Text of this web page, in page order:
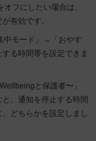
フにしたい場合は、
有効です。
中モード」→「おやす
る時間帯を設定できま
と保護者〜」
、通知を停止する時間
どちらかを設定しまし